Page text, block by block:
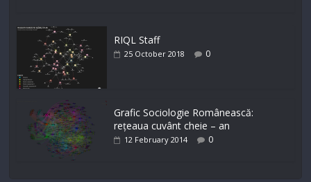
RIQL Staff
25 October 2018 0
Grafic Sociologie Românească:
rețeaua cuvânt cheie – an
12 February 2014 0